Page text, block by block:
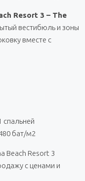
Resort 3 – The
вестибюль и зоны
вместе с
спальней
бат/м2
Beach Resort 3
с ценами и